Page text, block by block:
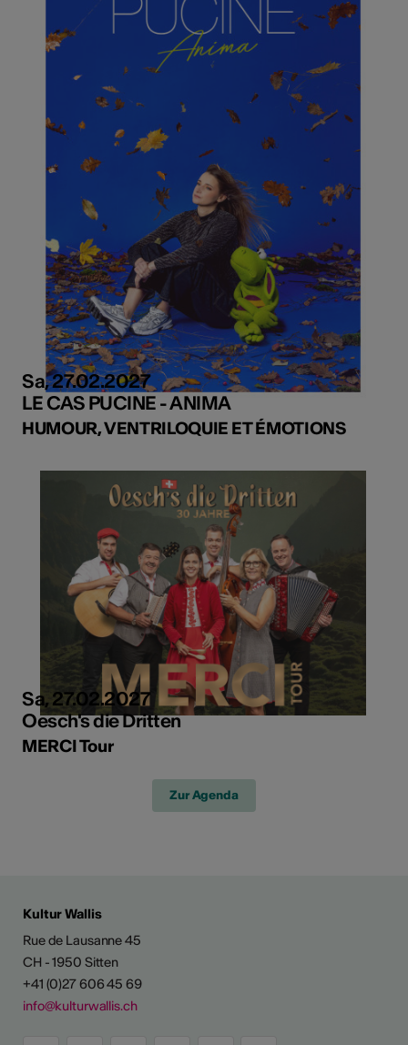
Sa, 27.02.2027
LE CAS PUCINE - ANIMA
HUMOUR, VENTRILOQUIE ET ÉMOTIONS
Sa, 27.02.2027
Oesch's die Dritten
MERCI Tour
Zur Agenda
Kultur Wallis
Rue de Lausanne 45
CH - 1950 Sitten
+41 (0)27 606 45 69
info@kulturwallis.ch